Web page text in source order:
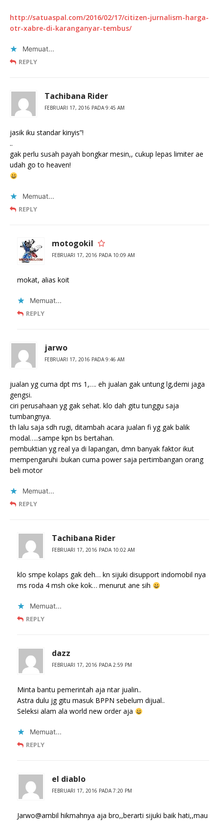
http://satuaspal.com/2016/02/17/citizen-jurnalism-harga-
otr-xabre-di-karanganyar-tembus/
Memuat...
REPLY
Tachibana Rider
FEBRUARI 17, 2016 PADA 9:45 AM
jasik iku standar kinyis”!
..
gak perlu susah payah bongkar mesin,, cukup lepas limiter ae
udah go to heaven!
Memuat...
REPLY
motogokil
FEBRUARI 17, 2016 PADA 10:09 AM
mokat, alias koit
Memuat...
REPLY
jarwo
FEBRUARI 17, 2016 PADA 9:46 AM
jualan yg cuma dpt ms 1,…. eh jualan gak untung lg,demi jaga
gengsi.
ciri perusahaan yg gak sehat. klo dah gitu tunggu saja
tumbangnya.
th lalu saja sdh rugi, ditambah acara jualan fi yg gak balik
modal…..sampe kpn bs bertahan.
pembuktian yg real ya di lapangan, dmn banyak faktor ikut
mempengaruhi .bukan cuma power saja pertimbangan orang
beli motor
Memuat...
REPLY
Tachibana Rider
FEBRUARI 17, 2016 PADA 10:02 AM
klo smpe kolaps gak deh… kn sijuki disupport indomobil nya
ms roda 4 msh oke kok… menurut ane sih
Memuat...
REPLY
dazz
FEBRUARI 17, 2016 PADA 2:59 PM
Minta bantu pemerintah aja ntar jualin..
Astra dulu jg gitu masuk BPPN sebelum dijual..
Seleksi alam ala world new order aja
Memuat...
REPLY
el diablo
FEBRUARI 17, 2016 PADA 7:20 PM
Jarwo@ambil hikmahnya aja bro,,berarti sijuki baik hati,,mau